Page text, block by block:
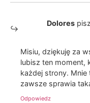
Dolores
Misiu, dziękuję za
lubisz ten moment,
każdej strony. Mnie
zawsze sprawia
Odpowiedz